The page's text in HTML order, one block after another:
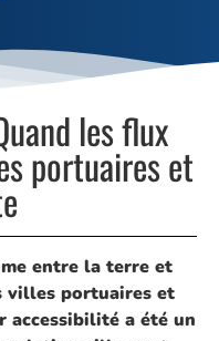
les flux
portuaires et
entre la terre et
villes portuaires et
accessibilité a été un